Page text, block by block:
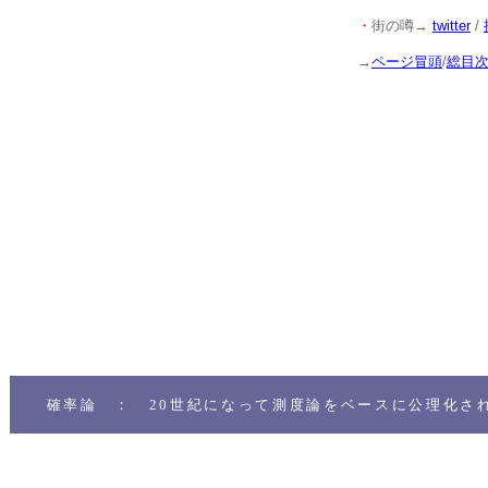
・ 街の噂→ twitter/
→ページ冒頭/総目次
確率論 ： 20世紀になって測度論をベースに公理化さ